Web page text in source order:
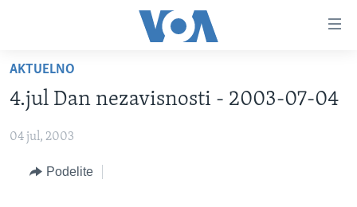
glavni
sadržaj
na
navigaciju
NASLOVNA
RUBRIKE
AMERIKA
BALKAN
TV PROGRAM
OTVORENI STUDIO
Learning English
AKTUELNO
4.jul Dan nezavisnosti - 2003-07-04
04 jul, 2003
Podelite